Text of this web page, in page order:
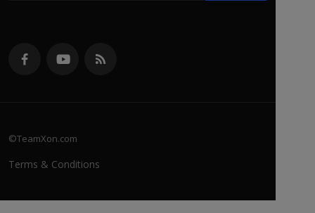
©TeamXon.com
Terms & Conditions